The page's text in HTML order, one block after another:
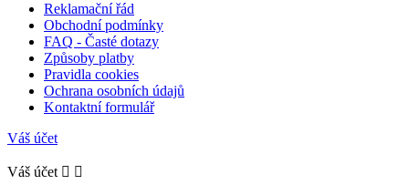
Reklamační řád
Obchodní podmínky
FAQ - Časté dotazy
Způsoby platby
Pravidla cookies
Ochrana osobních údajů
Kontaktní formulář
Váš účet
Váš účet  